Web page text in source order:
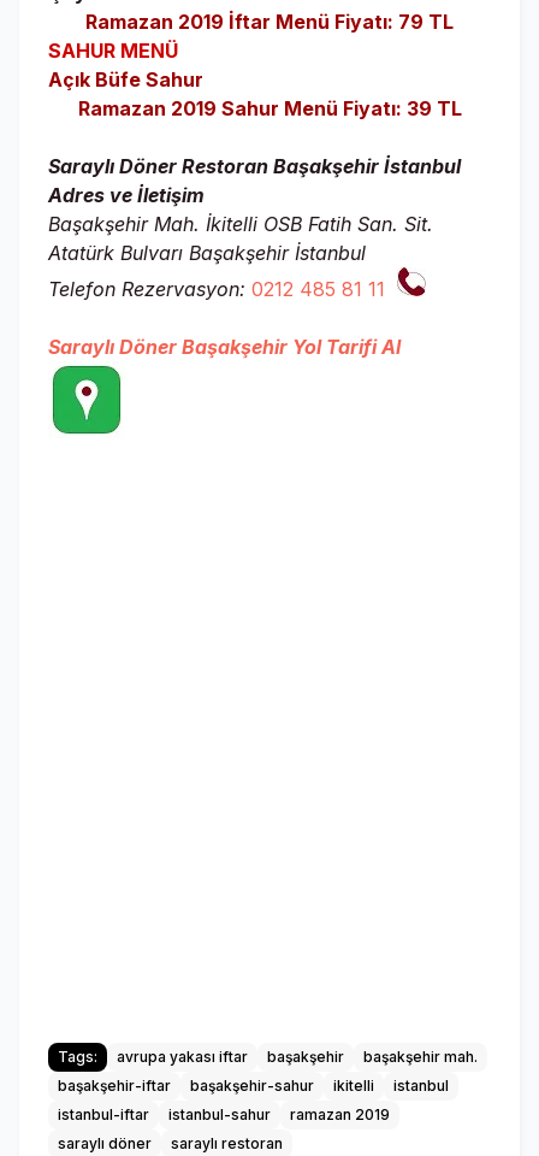
Ramazan 2019 İftar Menü Fiyatı: 79 TL
SAHUR MENÜ
Açık Büfe Sahur
Ramazan 2019 Sahur Menü Fiyatı: 39 TL
Saraylı Döner Restoran Başakşehir İstanbul
Adres ve İletişim
Başakşehir Mah. İkitelli OSB Fatih San. Sit.
Atatürk Bulvarı Başakşehir İstanbul
Telefon Rezervasyon: 0212 485 81 11
Saraylı Döner Başakşehir Yol Tarifi Al
Tags: avrupa yakası iftar başakşehir
başakşehir mah.
başakşehir-iftar
başakşehir-sahur ikitelli
istanbul
istanbul-iftar
istanbul-sahur
ramazan 2019
saraylı döner
saraylı restoran